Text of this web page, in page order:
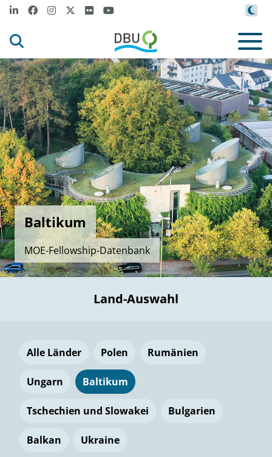
Baltikum
MOE-Fellowship-Datenbank
Land-Auswahl
Alle Länder Polen Rumänien
Ungarn Baltikum
Tschechien und Slowakei Bulgarien
Balkan Ukraine